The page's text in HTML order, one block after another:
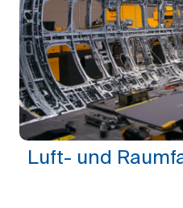
Luft- und